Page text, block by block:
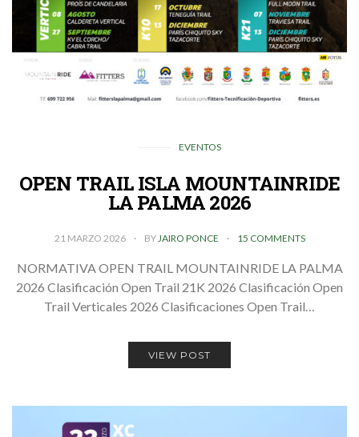
EVENTOS
OPEN TRAIL ISLA MOUNTAINRIDE
LA PALMA 2026
21 MARZO 2026 BY JAIRO PONCE 15 COMMENTS
NORMATIVA OPEN TRAIL MOUNTAINRIDE LA PALMA
2026 Clasificación Open Trail 21K 2026 Clasificación Open
Trail Verticales 2026 Clasificaciones Open Trail…
VIEW POST